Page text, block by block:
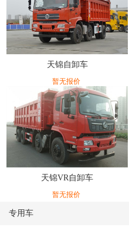
天锦自卸车
暂无报价
天锦VR自卸车
暂无报价
专用车